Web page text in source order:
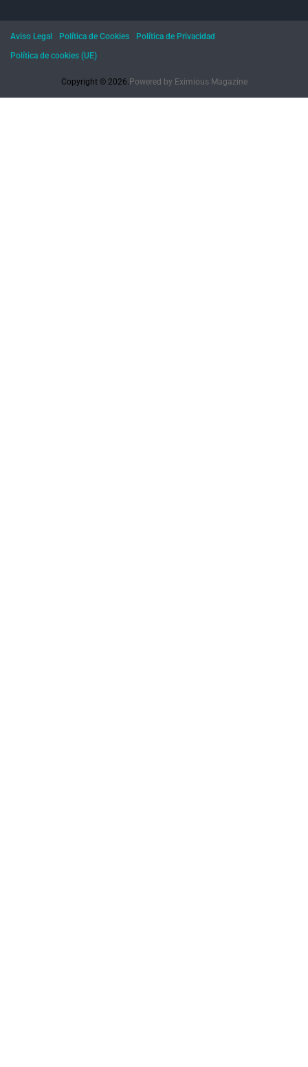
Copyright © 2026. Powered by Eximious Magazine
Aviso Legal Política de Cookies
Política de Privacidad
Política de cookies (UE)